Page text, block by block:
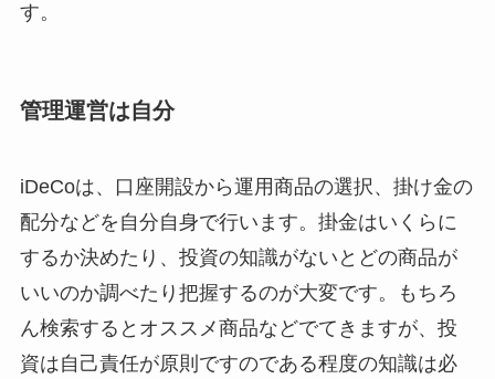
す。
管理運営は自分
iDeCoは、口座開設から運用商品の選択、掛け金の
配分などを自分自身で行います。掛金はいくらに
するか決めたり、投資の知識がないとどの商品が
いいのか調べたり把握するのが大変です。もちろ
ん検索するとオススメ商品などでてきますが、投
資は自己責任が原則ですのである程度の知識は必